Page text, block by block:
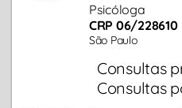
Psicóloga
CRP 06/228610
São Paulo
Consultas
Consultas